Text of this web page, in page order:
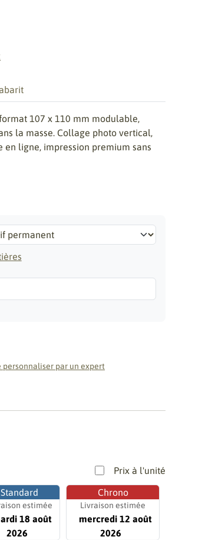
107 x 110 mm modulable,
la masse. Collage photo vertical,
ligne, impression premium sans
personnaliser par un expert
Prix à l'unité
Standard
estimée
18 août
2026
Chrono
Livraison estimée
mercredi 12 août
2026